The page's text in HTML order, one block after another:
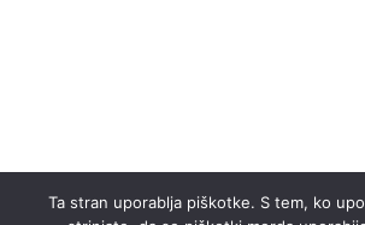
Ta stran uporablja piškotke. S tem, ko